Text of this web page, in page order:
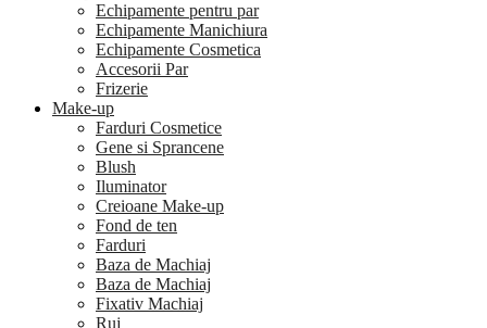
Echipamente pentru par
Echipamente Manichiura
Echipamente Cosmetica
Accesorii Par
Frizerie
Make-up
Farduri Cosmetice
Gene si Sprancene
Blush
Iluminator
Creioane Make-up
Fond de ten
Farduri
Baza de Machiaj
Baza de Machiaj
Fixativ Machiaj
Ruj